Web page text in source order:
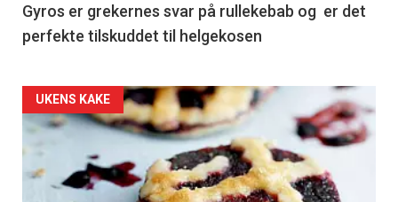
Gyros er grekernes svar på rullekebab og er det
perfekte tilskuddet til helgekosen
Forsiden
akkurat
nå
UKENS KAKE